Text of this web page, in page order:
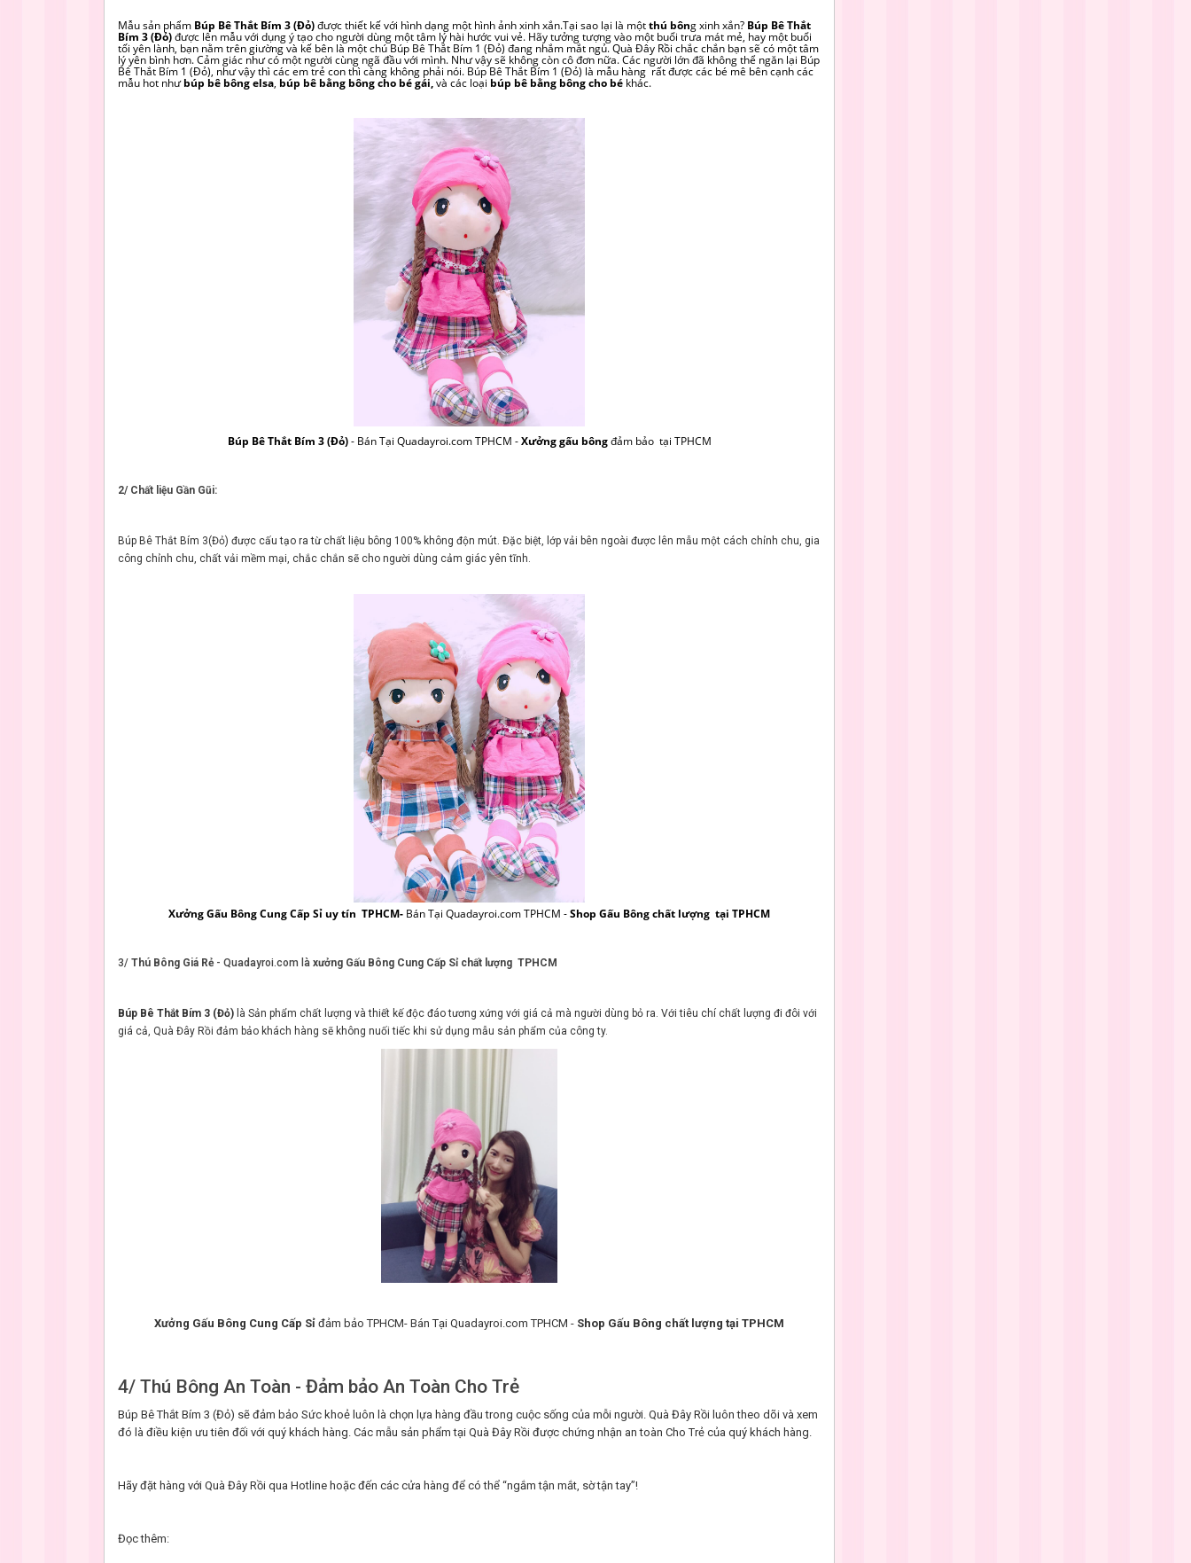
Mẫu sản phẩm Búp Bê Thắt Bím 3 (Đỏ)được thiết kế với hình dạng một hình ảnh xinh xắn.Tại sao lại là mộtthú bông xinh xắn? Búp Bê Thắt
Bím 3 (Đỏ)được lên mẫu với dụng ý tạo cho người dùng một tâm lý hài hước vui vẻ. Hãy tưởng tượng vào một buổi trưa mát mẻ, hay một buổi
tối yên lành, bạn nằm trên giường và kế bên là một chú Búp Bê Thắt Bím 1 (Đỏ) đang nhắm mắt ngủ. Quà Đây Rồi chắc chắn bạn sẽ có một tâm
lý yên bình hơn. Cảm giác như có một người cùng ngã đầu với mình. Như vậy sẽ không còn cô đơn nữa. Các người lớn đã không thể ngăn lại Búp
Bê Thắt Bím 1 (Đỏ), như vậy thì các em trẻ con thì càng không phải nói. Búp Bê Thắt Bím 1 (Đỏ) là mẫu hàng rất được các bé mê bên cạnh các
mẫu hot nhưbúp bê bông elsa, búp bê bằng bông cho bé gái,và các loại búp bê bằng bông cho bé khác.
Búp Bê Thắt Bím 3 (Đỏ)- Bán Tại Quadayroi.com TPHCM -Xưởng gấu bôngđảm bảo tại TPHCM
2/ Chất liệu Gần Gũi:
Búp Bê Thắt Bím 3(Đỏ) được cấu tạo ra từ chất liệu bông 100% không độn mút. Đặc biệt, lớp vải bên ngoài được lên mẫu một cách chỉnh chu, gia
công chỉnh chu, chất vải mềm mại, chắc chắn sẽ cho người dùng cảm giác yên tĩnh.
Xưởng Gấu Bông Cung Cấp Sỉ uy tín TPHCM- Bán Tại Quadayroi.com TPHCM -Shop Gấu Bông chất lượng tại TPHCM
3/ Thú Bông Giá Rẻ- Quadayroi.com là xưởng Gấu Bông Cung Cấp Sỉ chất lượng TPHCM
Búp Bê Thắt Bím 3 (Đỏ) là Sản phẩm chất lượng và thiết kế độc đáo tương xứng với giá cả mà người dùng bỏ ra. Với tiêu chí chất lượng đi đôi với
giá cả, Quà Đây Rồi đảm bảo khách hàng sẽ không nuối tiếc khi sử dụng mẫu sản phẩm của công ty.
Xưởng Gấu Bông Cung Cấp Sỉ đảm bảo TPHCM- Bán Tại Quadayroi.com TPHCM - Shop Gấu Bông chất lượng tại TPHCM
4/ Thú Bông An Toàn - Đảm bảo An Toàn Cho Trẻ
Búp Bê Thắt Bím 3 (Đỏ) sẽ đảm bảo Sức khoẻ luôn là chọn lựa hàng đầu trong cuộc sống của mỗi người. Quà Đây Rồi luôn theo dõi và xem
đó là điều kiện ưu tiên đối với quý khách hàng. Các mẫu sản phẩm tại Quà Đây Rồi được chứng nhận an toàn Cho Trẻ của quý khách hàng.
Hãy đặt hàng với Quà Đây Rồi qua Hotline hoặc đến các cửa hàng để có thể “ngắm tận mắt, sờ tận tay”!
Đọc thêm: